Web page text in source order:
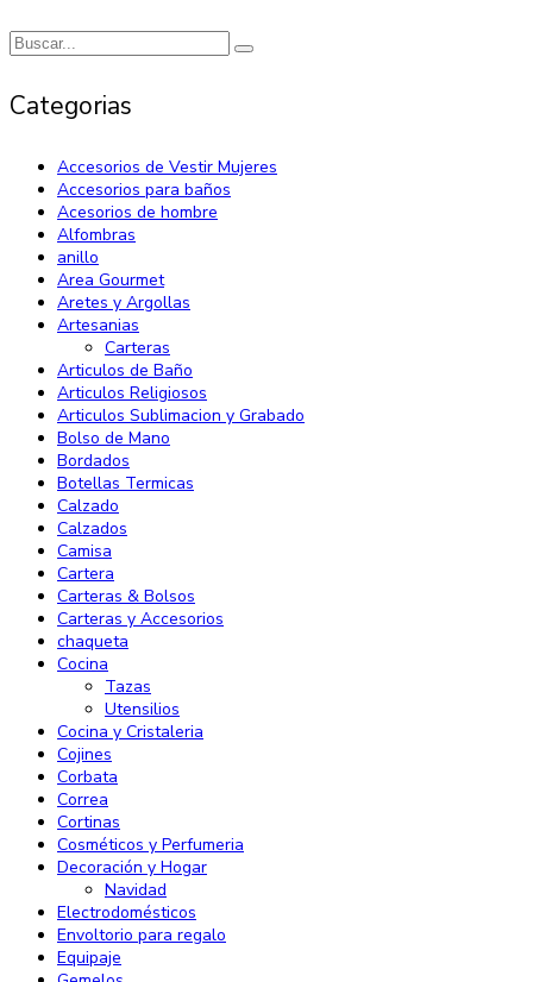
Categorias
Accesorios de Vestir Mujeres
Accesorios para baños
Acesorios de hombre
Alfombras
anillo
Area Gourmet
Aretes y Argollas
Artesanias
Carteras
Articulos de Baño
Articulos Religiosos
Articulos Sublimacion y Grabado
Bolso de Mano
Bordados
Botellas Termicas
Calzado
Calzados
Camisa
Cartera
Carteras & Bolsos
Carteras y Accesorios
chaqueta
Cocina
Tazas
Utensilios
Cocina y Cristaleria
Cojines
Corbata
Correa
Cortinas
Cosméticos y Perfumeria
Decoración y Hogar
Navidad
Electrodomésticos
Envoltorio para regalo
Equipaje